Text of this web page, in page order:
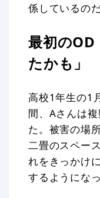
係しているの
最初のOD
たかも」
高校1年生の1
間、Aさんは
た。被害の場
二畳のスペー
れをきっかけ
するようになっ